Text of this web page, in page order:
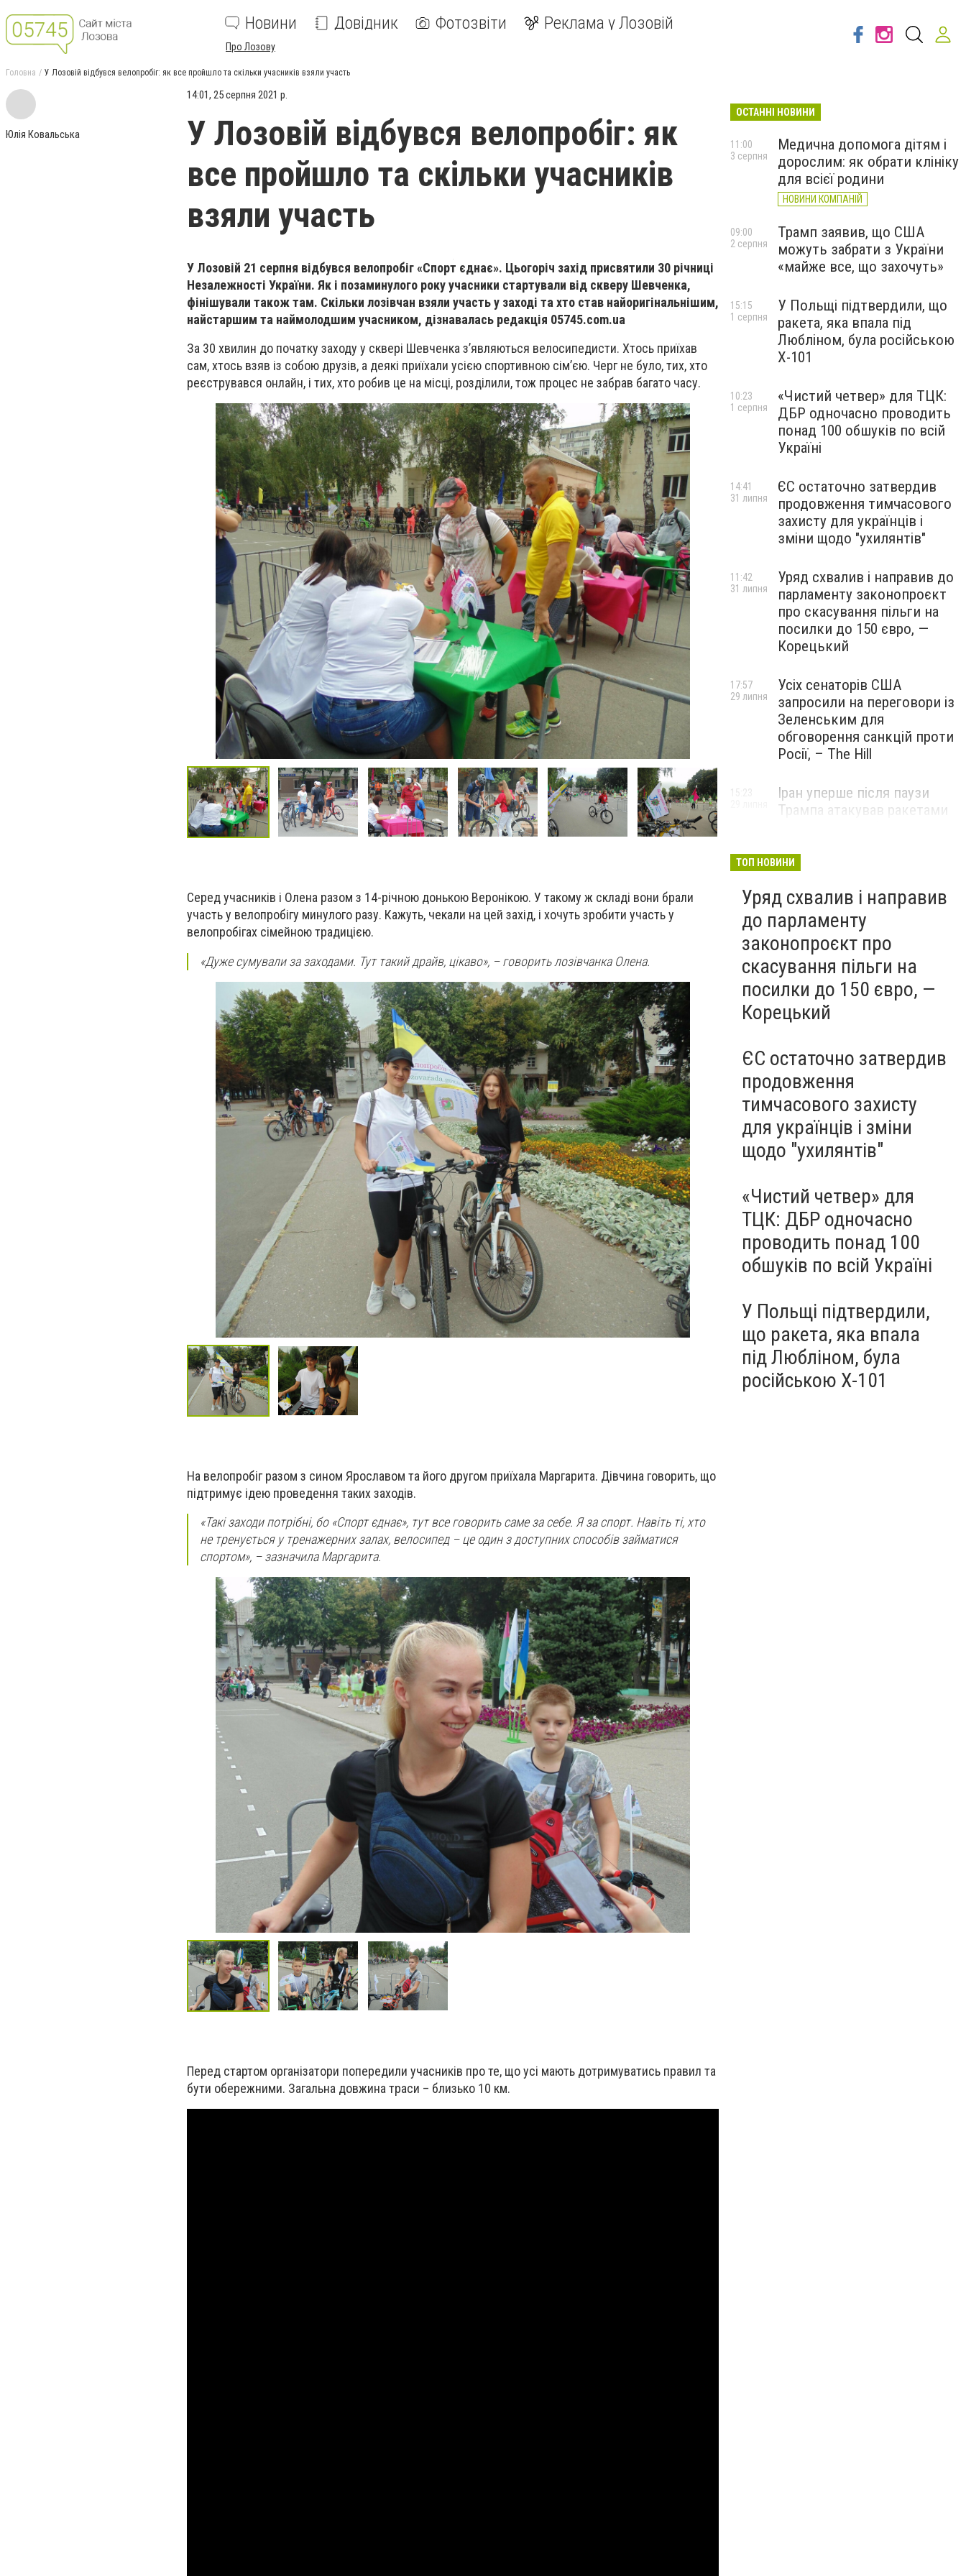
Новини Довідник Фотозвіти Реклама у Лозовій
Про Лозову
Головна У Лозовій відбувся велопробіг: як все пройшло та скільки учасників взяли участь
Юлія Ковальська
14:01, 25 серпня 2021 р.
У Лозовій відбувся велопробіг: як
все пройшло та скільки учасників
взяли участь
У Лозовій 21 серпня відбувся велопробіг «Спорт єднає». Цьогоріч захід присвятили 30 річниці
Незалежності України. Як і позаминулого року учасники стартували від скверу Шевченка,
фінішували також там. Скільки лозівчан взяли участь у заході та хто став найоригінальнішим,
найстаршим та наймолодшим учасником, дізнавалась редакція 05745.com.ua
За 30 хвилин до початку заходу у сквері Шевченка з’являються велосипедисти. Хтось приїхав
сам, хтось взяв із собою друзів, а деякі приїхали усією спортивною сім’єю. Черг не було, тих, хто
реєструвався онлайн, і тих, хто робив це на місці, розділили, тож процес не забрав багато часу.
Серед учасників і Олена разом з 14-річною донькою Веронікою. У такому ж складі вони брали
участь у велопробігу минулого разу. Кажуть, чекали на цей захід, і хочуть зробити участь у
велопробігах сімейною традицією.
«Дуже сумували за заходами. Тут такий драйв, цікаво», – говорить лозівчанка Олена.
На велопробіг разом з сином Ярославом та його другом приїхала Маргарита. Дівчина говорить, що
підтримує ідею проведення таких заходів.
«Такі заходи потрібні, бо «Спорт єднає», тут все говорить саме за себе. Я за спорт. Навіть ті, хто
не тренується у тренажерних залах, велосипед – це один з доступних способів займатися
спортом», – зазначила Маргарита.
Перед стартом організатори попередили учасників про те, що усі мають дотримуватись правил та
бути обережними. Загальна довжина траси – близько 10 км.
ОСТАННІ НОВИНИ
Медична допомога дітям і
дорослим: як обрати клініку
для всієї родини
НОВИНИ КОМПАНІЙ
11:00
3 серпня
Трамп заявив, що США
можуть забрати з України
«майже все, що захочуть»
09:00
2 серпня
У Польщі підтвердили, що
ракета, яка впала під
Любліном, була російською
Х-101
15:15
1 серпня
«Чистий четвер» для ТЦК:
ДБР одночасно проводить
понад 100 обшуків по всій
Україні
10:23
1 серпня
ЄС остаточно затвердив
продовження тимчасового
захисту для українців і
зміни щодо "ухилянтів"
14:41
31 липня
Уряд схвалив і направив до
парламенту законопроєкт
про скасування пільги на
посилки до 150 євро, —
Корецький
11:42
31 липня
Усіх сенаторів США
запросили на переговори із
Зеленським для
обговорення санкцій проти
Росії, – The Hill
17:57
29 липня
Іран уперше після паузи
Трампа атакував ракетами
15:23
ТОП НОВИНИ
Уряд схвалив і направив
до парламенту
законопроєкт про
скасування пільги на
посилки до 150 євро, —
Корецький
ЄС остаточно затвердив
продовження
тимчасового захисту
для українців і зміни
щодо "ухилянтів"
«Чистий четвер» для
ТЦК: ДБР одночасно
проводить понад 100
обшуків по всій Україні
У Польщі підтвердили,
що ракета, яка впала
під Любліном, була
російською Х-101